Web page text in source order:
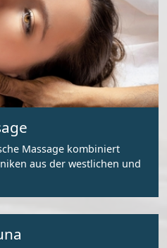
Massage kombiniert
aus der westlichen und